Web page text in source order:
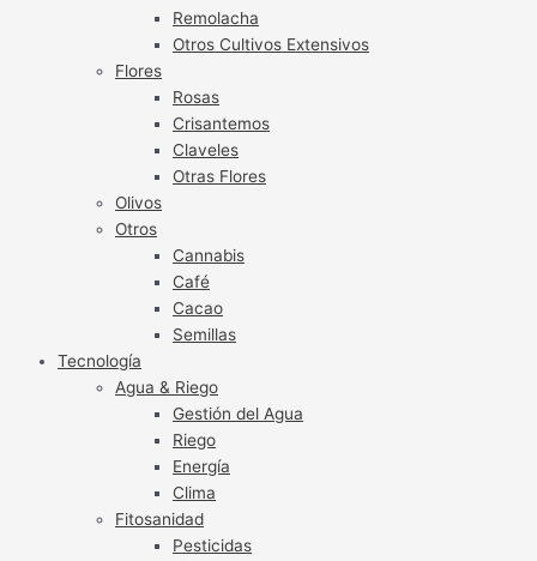
Remolacha
Otros Cultivos Extensivos
Flores
Rosas
Crisantemos
Claveles
Otras Flores
Olivos
Otros
Cannabis
Café
Cacao
Semillas
Tecnología
Agua & Riego
Gestión del Agua
Riego
Energía
Clima
Fitosanidad
Pesticidas